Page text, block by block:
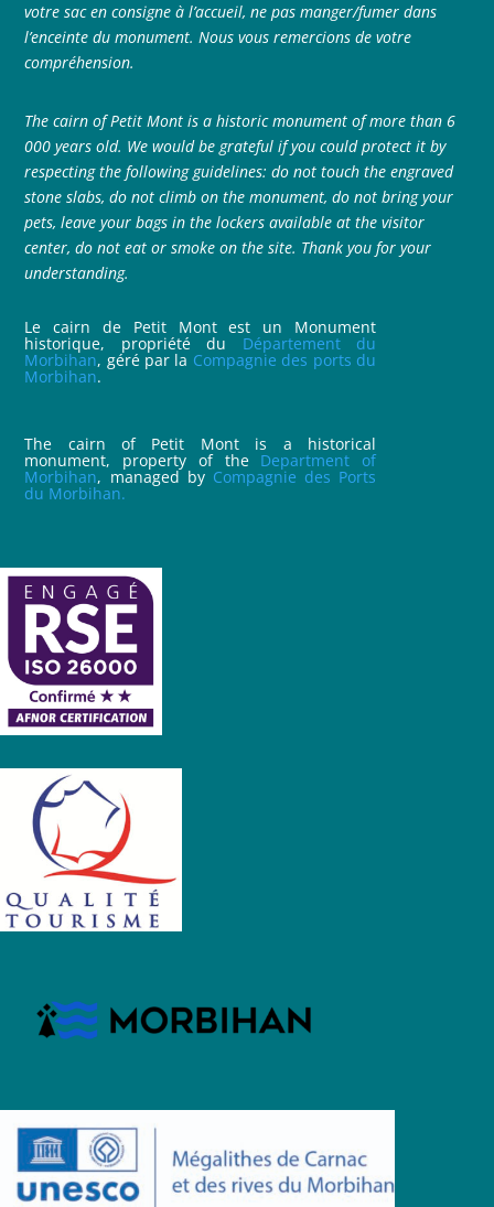
votre sac en consigne à l’accueil, ne pas manger/fumer dans
l’enceinte du monument. Nous vous remercions de votre
compréhension.
The cairn of Petit Mont is a historic monument of more than 6
000 years old. We would be grateful if you could protect it by
respecting the following guidelines: do not touch the engraved
stone slabs, do not climb on the monument, do not bring your
pets, leave your bags in the lockers available at the visitor
center, do not eat or smoke on the site. Thank you for your
understanding.
Le cairn de Petit Mont est un Monument
historique, propriété du Département du
Morbihan, géré par la Compagnie des ports du
Morbihan.
The cairn of Petit Mont is a historical
monument, property of the Department of
Morbihan, managed by Compagnie des Ports
du Morbihan.